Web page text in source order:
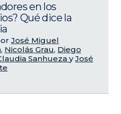
en los
Qué dice la
José Miguel
, Nicolás Grau, Diego
Sanhueza yJosé